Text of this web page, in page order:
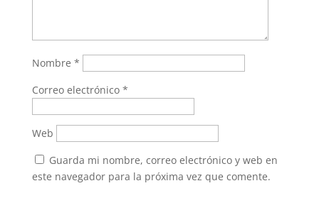
Nombre *
Correo electrónico *
Web
Guarda mi nombre, correo electrónico y web en
este navegador para la próxima vez que comente.